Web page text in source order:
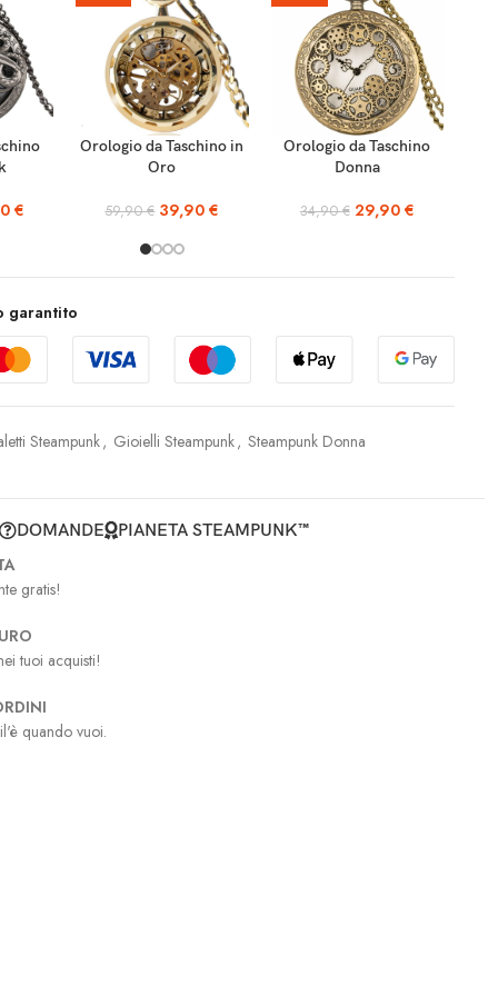
€
AGGIUNGI AL
CARRELLO
Orologio da Taschino in
Oro
59,90€ 39,90€
AGGIUNGI AL
CARRELLO
Orologio da Taschino
Donna
34,90€ 29,90 €
garantito
Steampunk, Gioielli Steampunk, Steampunk Donna
DOMANDE PIANETA STEAMPUNK™
gratis!
tuoi acquisti!
quando vuoi.